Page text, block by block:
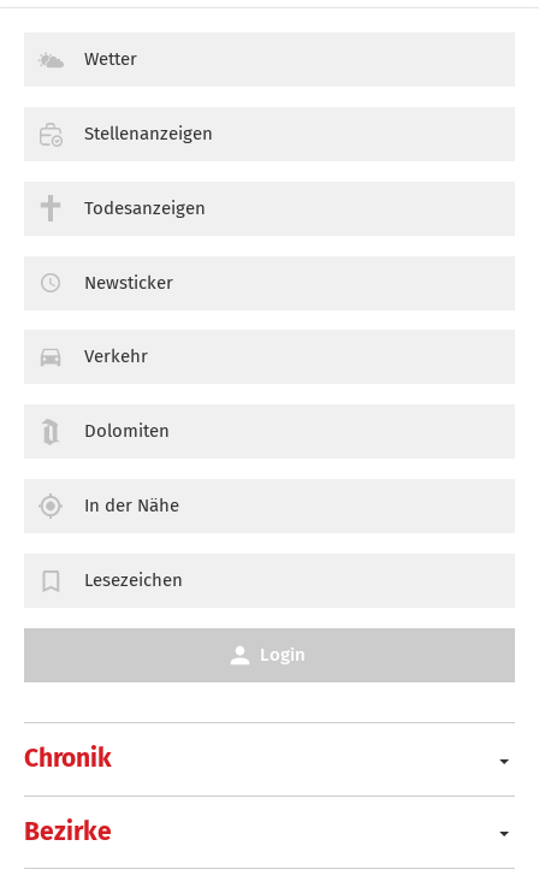
Chronik
Bezirke
Wetter
Stellenanzeigen
Todesanzeigen
Newsticker
Verkehr
Dolomiten
In der Nähe
Lesezeichen
Login